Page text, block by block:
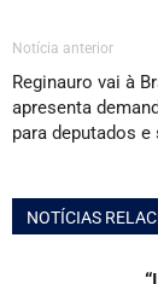
Notícia anterior
Reginauro vai à
apresenta
para deputados e
NOTÍCIAS